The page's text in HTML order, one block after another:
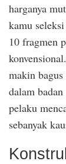
harganya
kamu
10 fragmen
makin
dalam
pelaku
sebanyak